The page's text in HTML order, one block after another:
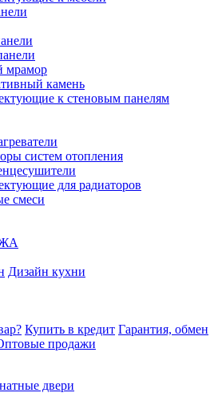
мрамор
камень
к стеновым панелям
систем отопления
для радиаторов
смеси
Дизайн кухни
Купить в кредит Гарантия, обмен
продажи
двери